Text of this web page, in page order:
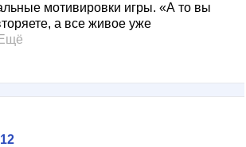
мотивировки игры. «А то вы
а все живое уже
Ещё